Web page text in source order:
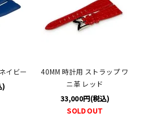
イビー
)
40MM 時計用 ストラップ ワ
ニ革 レッド
33,000円(税込)
SOLD OUT